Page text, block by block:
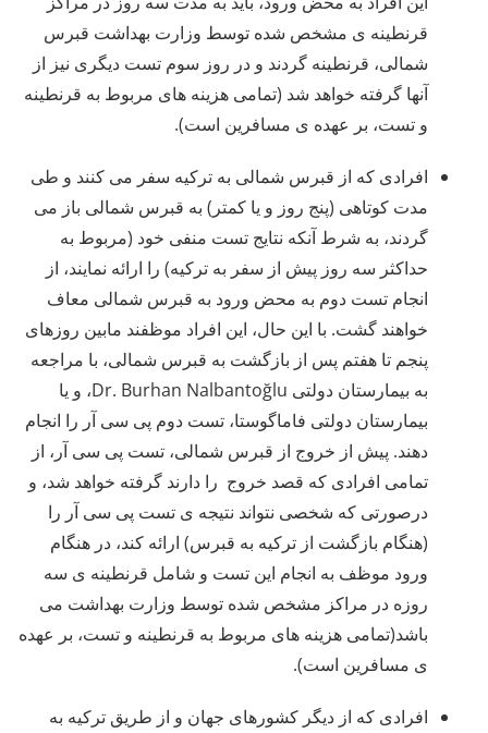
قرنطینه ی مشخص شده توسط وزارت بهداشت قبرس
شمالی، قرنطینه گردند و در روز سوم تست دیگری نیز از
آنها گرفته خواهد شد (تمامی هزینه های مربوط به قرنطینه
و تست، بر عهده ی مسافرین است).
افرادی که از قبرس شمالی به ترکیه سفر می کنند و طی
مدت کوتاهی (پنج روز و یا کمتر) به قبرس شمالی باز می
گردند، به شرط آنکه نتایج تست منفی خود (مربوط به
حداکثر سه روز پیش از سفر به ترکیه) را ارائه نمایند، از
انجام تست دوم به محض ورود به قبرس شمالی معاف
خواهند گشت. با این حال، این افراد موظفند مابین روزهای
پنجم تا هفتم پس از بازگشت به قبرس شمالی، با مراجعه
به بیمارستان دولتی Dr. Burhan Nalbantoğlu، و یا
بیمارستان دولتی فاماگوستا، تست دوم پی سی آر را انجام
دهند. پیش از خروج از قبرس شمالی، تست پی سی آر، از
تمامی افرادی که قصد خروج را دارند گرفته خواهد شد، و
درصورتی که شخصی نتواند نتیجه ی تست پی سی آر را
(هنگام بازگشت از ترکیه به قبرس) ارائه کند، در هنگام
ورود موظف به انجام این تست و شامل قرنطینه ی سه
روزه در مراکز مشخص شده توسط وزارت بهداشت می
باشد(تمامی هزینه های مربوط به قرنطینه و تست، بر عهده
ی مسافرین است).
افرادی که از دیگر کشورهای جهان و از طریق ترکیه به